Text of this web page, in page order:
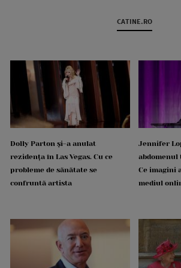
CATINE.RO
Dolly Parton și-a anulat
rezidența în Las Vegas. Cu ce
probleme de sănătate se
confruntă artista
Jennifer
abdomenul
Ce imagini
mediul